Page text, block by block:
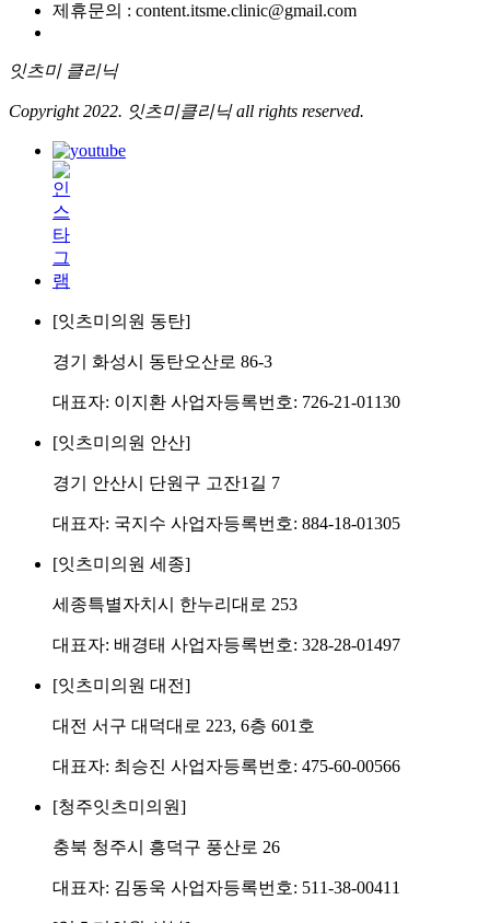
제휴문의 : content.itsme.clinic@gmail.com
잇츠미 클리닉
Copyright 2022. 잇츠미클리닉 all rights reserved.
[잇츠미의원 동탄]
경기 화성시 동탄오산로 86-3
대표자: 이지환 사업자등록번호: 726-21-01130
[잇츠미의원 안산]
경기 안산시 단원구 고잔1길 7
대표자: 국지수 사업자등록번호: 884-18-01305
[잇츠미의원 세종]
세종특별자치시 한누리대로 253
대표자: 배경태 사업자등록번호: 328-28-01497
[잇츠미의원 대전]
대전 서구 대덕대로 223, 6층 601호
대표자: 최승진 사업자등록번호: 475-60-00566
[청주잇츠미의원]
충북 청주시 흥덕구 풍산로 26
대표자: 김동욱 사업자등록번호: 511-38-00411